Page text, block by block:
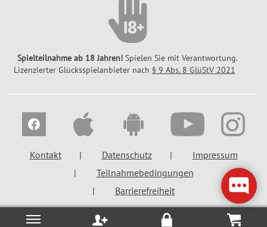
Spielteilnahme ab 18 Jahren! Spielen Sie mit Verantwortung.
Lizenzierter Glücksspielanbieter nach § 9 Abs. 8 GlüStV 2021
Kontakt Datenschutz
Impressum
Teilnahmebedingungen
Barrierefreiheit